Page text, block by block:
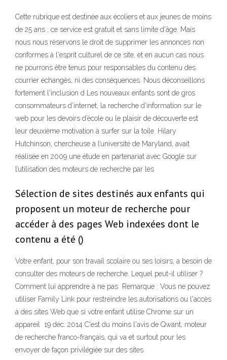
Cette rubrique est destinée aux écoliers et aux jeunes de moins
de 25 ans ; ce service est gratuit et sans limite d'âge. Mais
nous nous réservons le droit de supprimer les annonces non
conformes à l'esprit culturel de ce site, et en aucun cas nous
ne pourrons être tenus pour responsables du contenu des
courrier échangés, ni des conséquences. Nous déconseillons
fortement l'inclusion d Les nouveaux enfants sont de gros
consommateurs d’internet, la recherche d’information sur le
web pour les devoirs d’école ou le plaisir de découverte est
leur deuxième motivation à surfer sur la toile. Hilary
Hutchinson, chercheuse à l’université de Maryland, avait
réalisée en 2009 une étude en partenariat avec Google sur
l’utilisation des moteurs de recherche par les
Sélection de sites destinés aux enfants qui
proposent un moteur de recherche pour
accéder à des pages Web indexées dont le
contenu a été ()
Votre enfant, pour son travail scolaire ou ses loisirs, a besoin de
consulter des moteurs de recherche. Lequel peut-il utiliser ?
Comment lui apprendre à ne pas Remarque : Vous ne pouvez
utiliser Family Link pour restreindre les autorisations ou l'accès
à des sites Web que si votre enfant utilise Chrome sur un
appareil 19 déc. 2014 C'est du moins l'avis de Qwant, moteur
de recherche franco-français, qui va et surtout pour les
envoyer de façon privilégiée sur des sites